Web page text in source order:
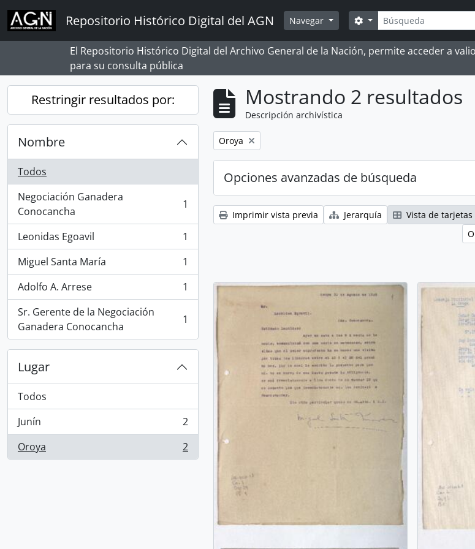
Skip to main content
Repositorio Histórico Digital del AGN Navegar Búsqueda
Search options
El Repositorio Histórico Digital del Archivo General de la Nación, permite acceder a
para su consulta pública
Restringir resultados por:
Nombre
Todos
Negociación Ganadera
Conocancha
, 1 resultados 1
Leonidas Egoavil
, 1 resultados
1
Miguel Santa María
, 1 resultados
1
Adolfo A. Arrese
, 1 resultados
1
Sr. Gerente de la Negociación
Ganadera Conocancha
, 1 resultados 1
Lugar
Todos
Junín
, 2 resultados
2
Oroya
, 2 resultados 2
Mostrando 2 resultados
Descripción archivística
Remove filter:
Oroya
Opciones avanzadas de búsqueda
Imprimir vista previa Jerarquía Vista de tarjetas